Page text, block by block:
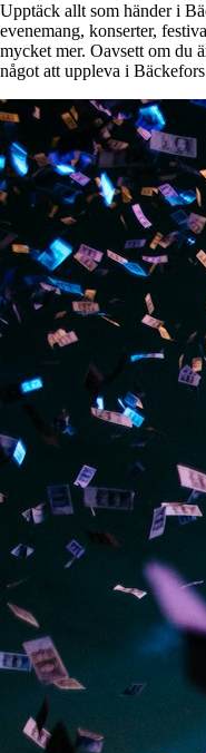
Upptäck allt som händer i
evenemang, konserter,
mycket mer. Oavsett om du
något att uppleva i